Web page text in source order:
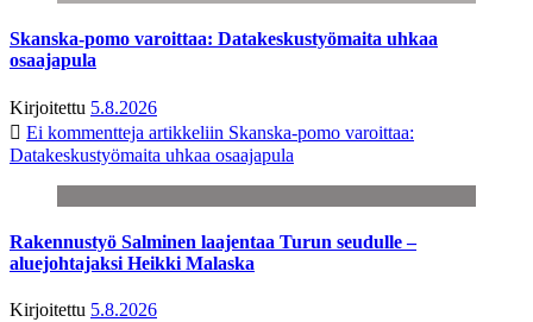
Skanska-pomo varoittaa: Datakeskustyömaita uhkaa
osaajapula
Kirjoitettu 5.8.2026
Ei kommentteja artikkeliin Skanska-pomo varoittaa:
Datakeskustyömaita uhkaa osaajapula
Rakennustyö Salminen laajentaa Turun seudulle –
aluejohtajaksi Heikki Malaska
Kirjoitettu 5.8.2026